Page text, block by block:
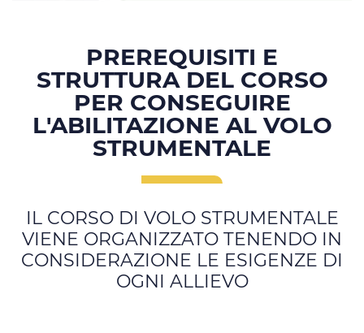
PREREQUISITI E
STRUTTURA DEL CORSO
PER CONSEGUIRE
L'ABILITAZIONE AL VOLO
STRUMENTALE
IL CORSO DI VOLO STRUMENTALE
VIENE ORGANIZZATO TENENDO IN
CONSIDERAZIONE LE ESIGENZE DI
OGNI ALLIEVO